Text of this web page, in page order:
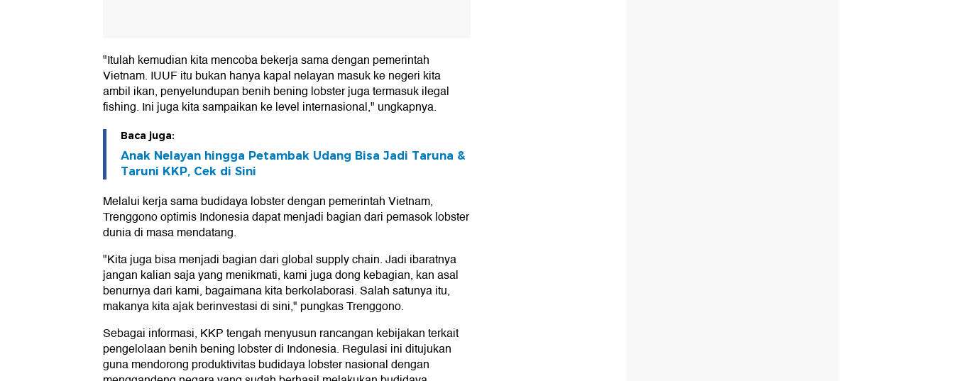
"Itulah kemudian kita mencoba bekerja sama dengan pemerintah
Vietnam. IUUF itu bukan hanya kapal nelayan masuk ke negeri kita
ambil ikan, penyelundupan benih bening lobster juga termasuk ilegal
fishing. Ini juga kita sampaikan ke level internasional," ungkapnya.
Baca juga:
Anak Nelayan hingga Petambak Udang Bisa Jadi Taruna &
Taruni KKP, Cek di Sini
Melalui kerja sama budidaya lobster dengan pemerintah Vietnam,
Trenggono optimis Indonesia dapat menjadi bagian dari pemasok lobster
dunia di masa mendatang.
"Kita juga bisa menjadi bagian dari global supply chain. Jadi ibaratnya
jangan kalian saja yang menikmati, kami juga dong kebagian, kan asal
benurnya dari kami, bagaimana kita berkolaborasi. Salah satunya itu,
makanya kita ajak berinvestasi di sini," pungkas Trenggono.
Sebagai informasi, KKP tengah menyusun rancangan kebijakan terkait
pengelolaan benih bening lobster di Indonesia. Regulasi ini ditujukan
guna mendorong produktivitas budidaya lobster nasional dengan